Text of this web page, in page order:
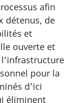
afin
détenus, de
et
ouverte et
pour la
d’ici
éliminent